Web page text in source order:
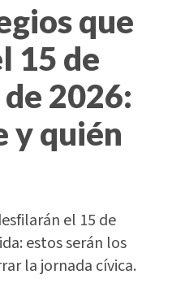
que
15 de
2026:
y quién
el 15 de
estos serán los
la jornada cívica.